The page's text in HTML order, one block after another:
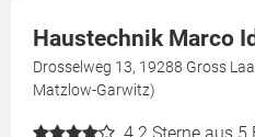
Haustechnik Marco
Drosselweg 13, 19288 Gross
Matzlow-Garwitz)